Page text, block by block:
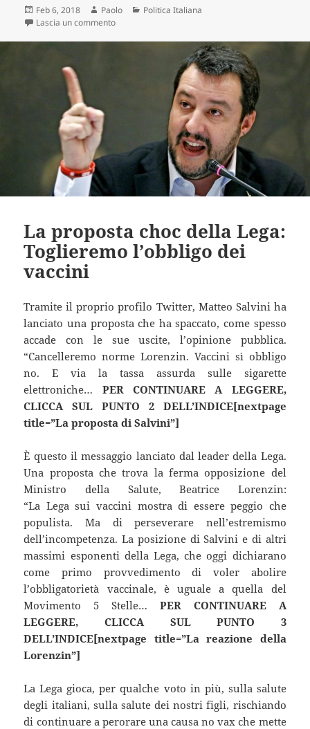
Scritto
il
Feb 6, 2018 Autore
Paolo Categorie
Politica Italiana
Lascia un commentosu Malata di SLA sceglie di morire. È il primo caso
La proposta choc della Lega:
Toglieremo l’obbligo dei
vaccini
Tramite il proprio profilo Twitter, Matteo Salvini ha
lanciato una proposta che ha spaccato, come spesso
accade con le sue uscite, l’opinione pubblica.
“Cancelleremo norme Lorenzin. Vaccini sì obbligo
no. E via la tassa assurda sulle sigarette
elettroniche… PER CONTINUARE A LEGGERE,
CLICCA SUL PUNTO 2 DELL’INDICE[nextpage
title=”La proposta di Salvini”]
È questo il messaggio lanciato dal leader della Lega.
Una proposta che trova la ferma opposizione del
Ministro della Salute, Beatrice Lorenzin:
“La Lega sui vaccini mostra di essere peggio che
populista. Ma di perseverare nell’estremismo
dell’incompetenza. La posizione di Salvini e di altri
massimi esponenti della Lega, che oggi dichiarano
come primo provvedimento di voler abolire
l’obbligatorietà vaccinale, è uguale a quella del
Movimento 5 Stelle… PER CONTINUARE A
LEGGERE, CLICCA SUL PUNTO 3
DELL’INDICE[nextpage title=”La reazione della
Lorenzin”]
La Lega gioca, per qualche voto in più, sulla salute
degli italiani, sulla salute dei nostri figli, rischiando
di continuare a perorare una causa no vax che mette